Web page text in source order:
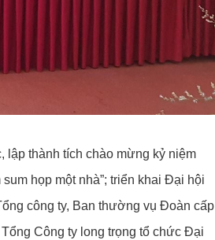
lập thành tích chào mừng kỷ niệm
họp một nhà”; triển khai Đại hội
công ty, Ban thường vụ Đoàn cấp
Công ty long trọng tổ chức Đại